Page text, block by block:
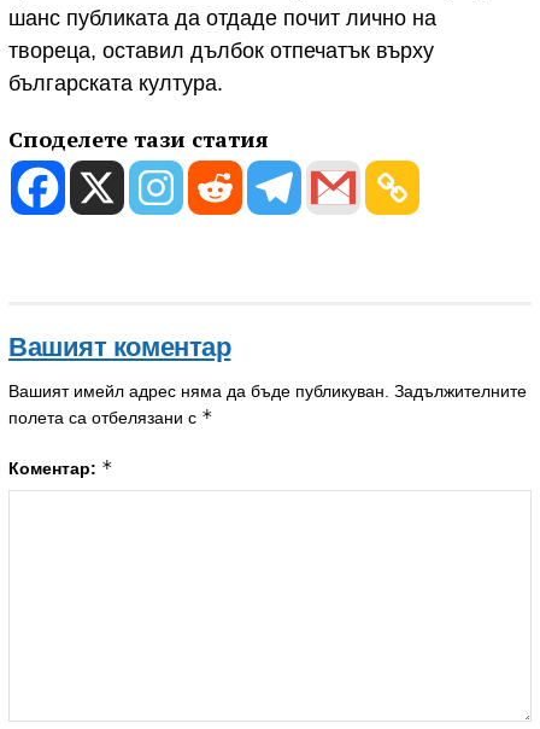
шанс публиката да отдаде почит лично на
твореца, оставил дълбок отпечатък върху
българската култура.
Споделете тази статия
Вашият коментар
Вашият имейл адрес няма да бъде публикуван. Задължителните
полета са отбелязани с *
Коментар: *